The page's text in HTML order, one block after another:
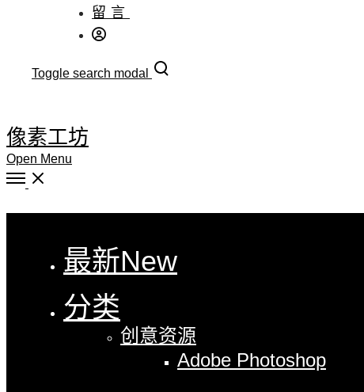
留言
Toggle search modal
像素工坊
Open Menu
最新New
分类
创意资源
Adobe Photoshop